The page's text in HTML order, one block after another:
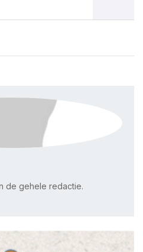
de gehele redactie.